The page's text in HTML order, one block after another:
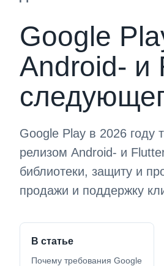
Google
Android- и
Google Play в 2026 году
релизом Android- и
библиотеки, защиту и
продажи и поддержку
В статье
Почему требования Google